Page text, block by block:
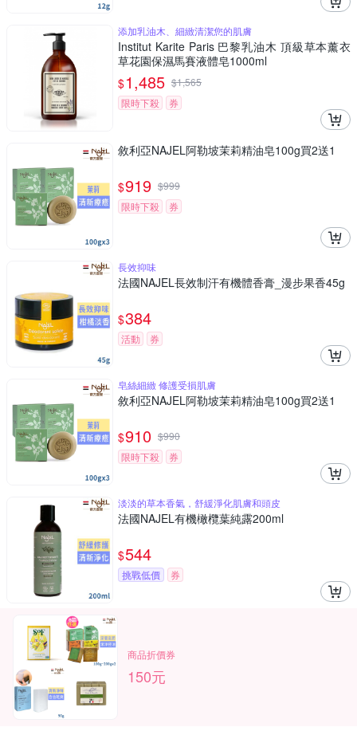
添加乳油木、細緻清潔您的肌膚
Institut Karite Paris 巴黎乳油木 頂級草本薰衣
草花園保濕馬賽液體皂1000ml
$1,485 $1,565
限時下殺
券
敘利亞NAJEL阿勒坡茉莉精油皂100g買2送1
$919 $999
限時下殺
券
長效抑味
法國NAJEL長效制汗有機體香膏_漫步果香45g
$384
活動 券
皂絲細緻 修護受損肌膚
敘利亞NAJEL阿勒坡茉莉精油皂100g買2送1
$910 $990
限時下殺
券
淡淡的草本香氣，舒緩淨化肌膚和頭皮
法國NAJEL有機橄欖葉純露200ml
$544
挑戰低價 券
商品折價券
150元